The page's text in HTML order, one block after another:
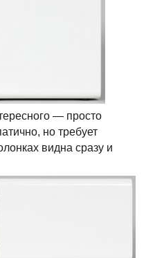
— просто
но требует
видна сразу и